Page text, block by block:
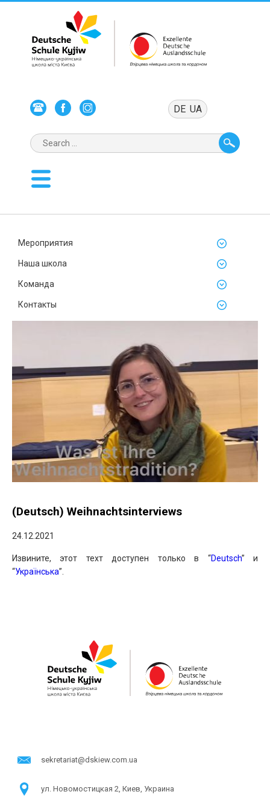
DE UA
Мероприятия
Наша школа
Команда
Контакты
(Deutsch) Weihnachtsinterviews
24.12.2021
Извините, этот техт доступен только в “Deutsch” и
“Українська”.
sekretariat@dskiew.com.ua
ул. Новомостицкая 2, Киев, Украина